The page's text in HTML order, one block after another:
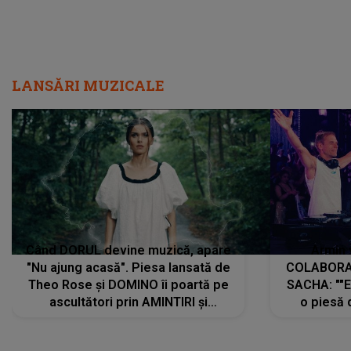
LANSĂRI MUZICALE
Când DORUL devine muzică, apare
"Nu ajung acasă". Piesa lansată de
Theo Rose și DOMINO îi poartă pe
ascultători prin AMINTIRI și
SACHA:
o piesă